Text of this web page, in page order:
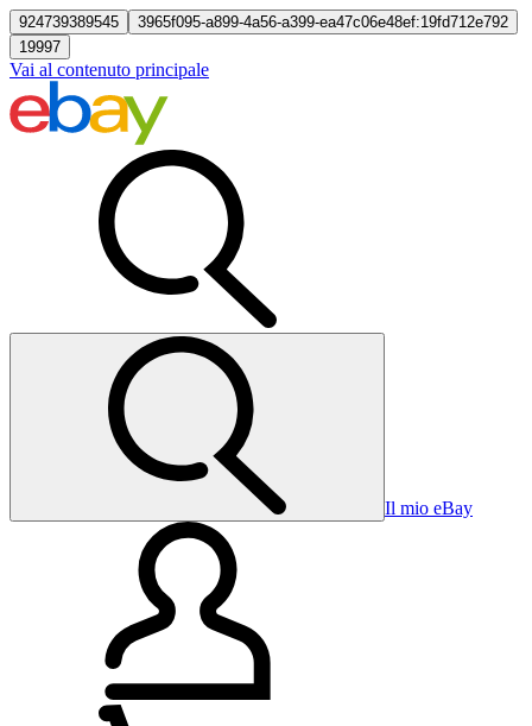
924739389545
3965f095-a899-4a56-a399-ea47c06e48ef:19fd712e792
19997
Vai al contenuto principale
Il mio eBay